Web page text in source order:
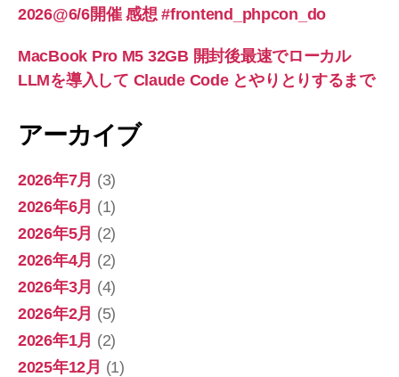
2026@6/6開催 感想 #frontend_phpcon_do
MacBook Pro M5 32GB 開封後最速でローカル
LLMを導入して Claude Code とやりとりするまで
アーカイブ
2026年7月 (3)
2026年6月 (1)
2026年5月 (2)
2026年4月 (2)
2026年3月 (4)
2026年2月 (5)
2026年1月 (2)
2025年12月 (1)